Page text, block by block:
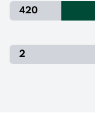
420
2